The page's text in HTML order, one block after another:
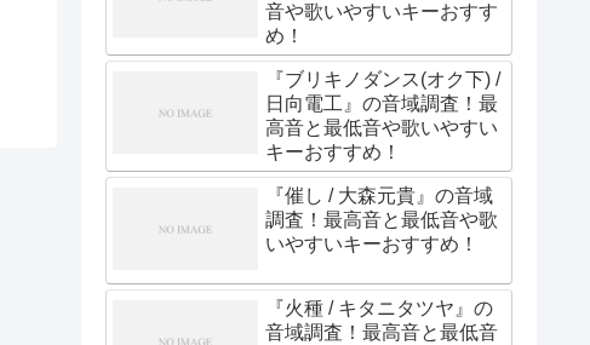
音や歌いやすいキーおすす
め！
『ブリキノダンス(オク下) /
日向電工』の音域調査！最
高音と最低音や歌いやすい
キーおすすめ！
『催し / 大森元貴』の音域
調査！最高音と最低音や歌
いやすいキーおすすめ！
『火種 / キタニタツヤ』の
音域調査！最高音と最低音